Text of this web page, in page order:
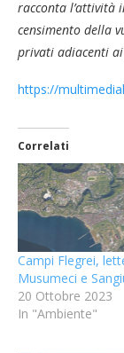
racconta l’attività
censimento della
privati adiacenti
https://
Correlati
Campi Flegrei,
Musumeci e
20 Ottobre 2023
In "Ambiente"